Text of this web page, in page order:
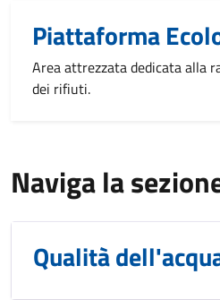
Piattaforma
Area attrezzata dedicata alla
dei rifiuti.
Naviga la
Qualità